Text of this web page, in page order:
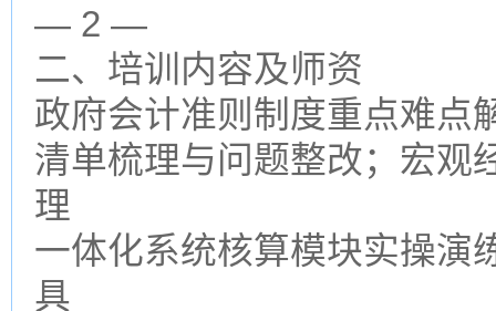
— 2 —
二、培训内容及师资
政府会计准则制度重点难点
清单梳理与问题整改；宏观
理
一体化系统核算模块实操演
具